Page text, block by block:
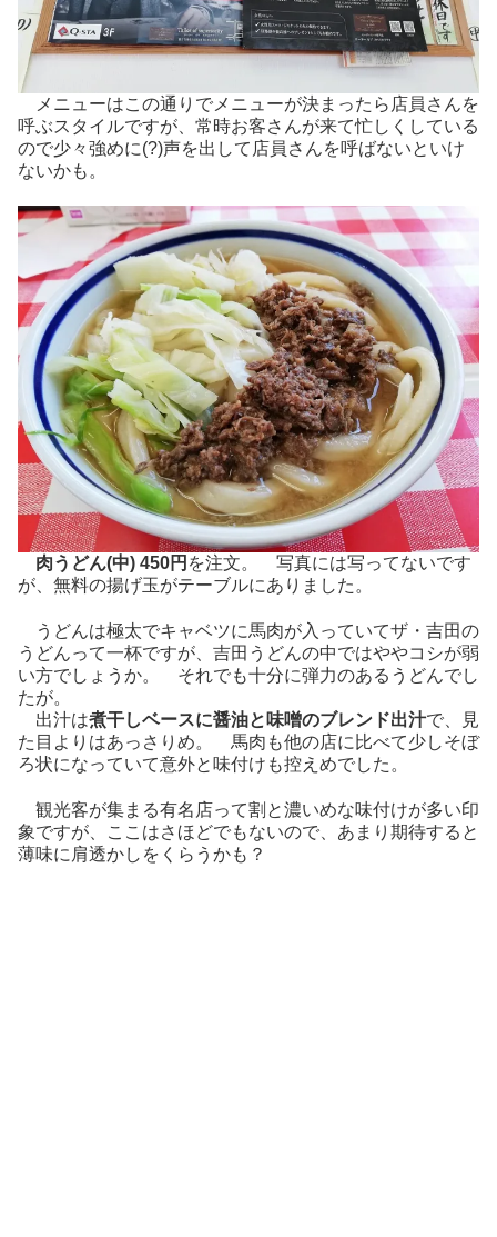
メニューはこの通りでメニューが決まったら店員さんを
呼ぶスタイルですが、常時お客さんが来て忙しくしている
ので少々強めに(?)声を出して店員さんを呼ばないといけ
ないかも。
肉うどん(中) 450円 を注文。 写真には写ってないです
が、無料の揚げ玉がテーブルにありました。
うどんは極太でキャベツに馬肉が入っていてザ・吉田の
うどんって一杯ですが、吉田うどんの中ではややコシが弱
い方でしょうか。 それでも十分に弾力のあるうどんでし
たが。
出汁は煮干しベースに醤油と味噌のブレンド出汁で、見
た目よりはあっさりめ。 馬肉も他の店に比べて少しそぼ
ろ状になっていて意外と味付けも控えめでした。
観光客が集まる有名店って割と濃いめな味付けが多い印
象ですが、ここはさほどでもないので、あまり期待すると
薄味に肩透かしをくらうかも？